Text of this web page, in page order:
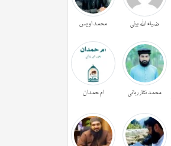
ضیاء اللہ برنی محمد اویس
محمد نثار ربانی ام حمدان